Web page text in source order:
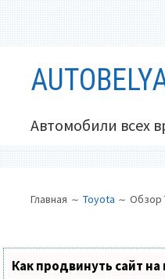
содержимому
Автомобили всех
МЕНЮ
САЙТЕ
(ХЛЕБНЫЕ
Главная Toyota Обзор
Как продвинуть сайт на